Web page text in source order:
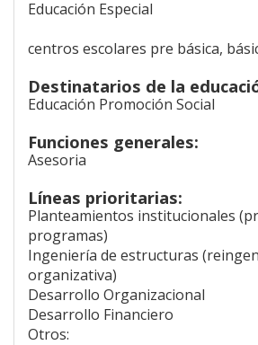
Educación Especial
centros escolares pre básica,
Destinatarios de la
Educación Promoción Social
Funciones generales:
Asesoria
Líneas prioritarias:
Planteamientos institucionales
programas)
Ingeniería de estructuras
organizativa)
Desarrollo Organizacional
Desarrollo Financiero
Otros: